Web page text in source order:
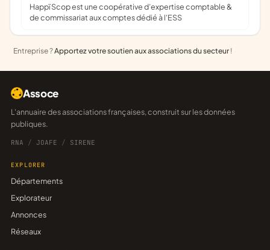
Happï Scop est une coopérative d’expertise comptable &
de commissariat aux comptes dédié à l'ESS
Entreprise ?Apportez votre soutien aux associations du secteur !
Assoce
L'annuaire des associations françaises, construit sur les données
publiques.
RNA / JOAFE / SIRENE
EXPLORER
Départements
Explorateur
Annonces
Réseaux